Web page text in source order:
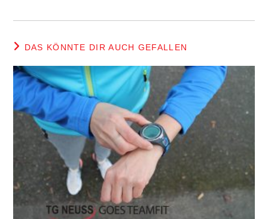
DAS KÖNNTE DIR AUCH GEFALLEN